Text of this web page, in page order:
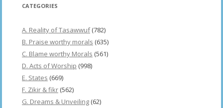
CATEGORIES
A. Reality of Tasawwuf(782)
B. Praise worthy morals (635)
C. Blame worthy Morals (561)
D. Acts of Worship (998)
E. States (669)
F. Zikir & fikr (562)
G. Dreams & Unveiling (62)